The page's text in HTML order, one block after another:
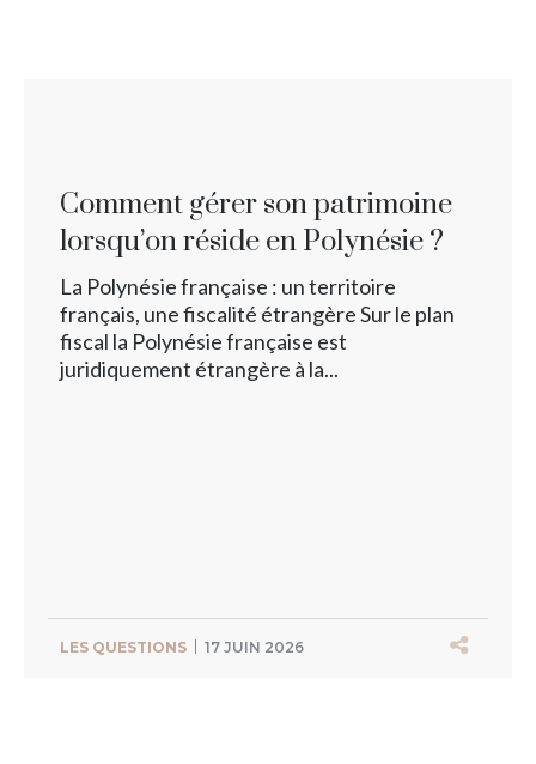
Comment gérer son patrimoine
lorsqu’on réside en Polynésie ?
La Polynésie française : un territoire
français, une fiscalité étrangère Sur le plan
fiscal la Polynésie française est
juridiquement étrangère à la...
LES QUESTIONS 17 JUIN 2026